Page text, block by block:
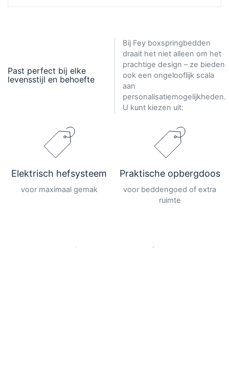
Past perfect bij elke
levensstijl en behoefte
Bij Fey boxspringbedden
draait het niet alleen om het
prachtige design – ze bieden
ook een ongelooflijk scala
aan
personalisatiemogelijkheden.
U kunt kiezen uit:
Elektrisch hefsysteem
voor maximaal gemak
Praktische opbergdoos
voor beddengoed of extra
ruimte